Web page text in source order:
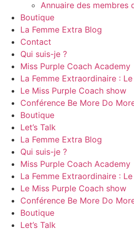
Annuaire des membres
Boutique
La Femme Extra Blog
Contact
Qui suis-je ?
Miss Purple Coach Academy
La Femme Extraordinaire :
Le Miss Purple Coach show
Conférence Be More Do
Boutique
Let’s Talk
La Femme Extra Blog
Qui suis-je ?
Miss Purple Coach Academy
La Femme Extraordinaire :
Le Miss Purple Coach show
Conférence Be More Do
Boutique
Let’s Talk